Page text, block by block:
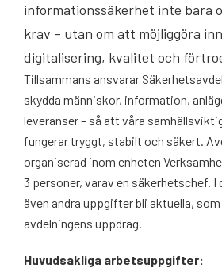
informationssäkerhet inte bara
krav – utan om att möjliggöra
digitalisering, kvalitet och
Tillsammans ansvarar
skydda människor, information,
leveranser – så att våra
fungerar tryggt, stabilt och säkert.
organiserad inom enheten
3 personer, varav en säkerhetschef. I
även andra uppgifter bli aktuella,
avdelningens uppdrag.
Huvudsakliga arbetsuppgifter: